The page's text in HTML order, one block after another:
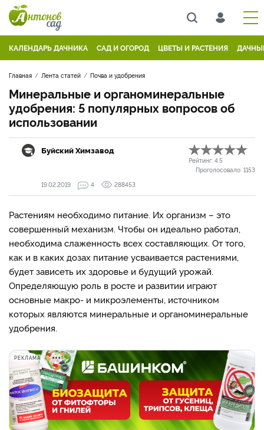
КАЛЕНДАРЬ ДАЧНИКА САД И ОГОРОД ЦВЕТЫ И РАСТЕНИЯ
Главная Лента статей Почва и удобрения
Минеральные и органоминеральные
удобрения: 5 популярных вопросов об
использовании
Буйский Химзавод
Рейтинг: 4.5
Проголосовало: 1153
19.02.2019
4 288453
Растениям необходимо питание. Их организм – это
совершенный механизм. Чтобы он идеально работал,
необходима слаженность всех составляющих. От того,
как и в каких дозах питание усваивается растениями,
будет зависеть их здоровье и будущий урожай.
Определяющую роль в росте и развитии играют
основные макро- и микроэлементы, источником
которых являются минеральные и органоминеральные
удобрения.
РЕКЛАМА